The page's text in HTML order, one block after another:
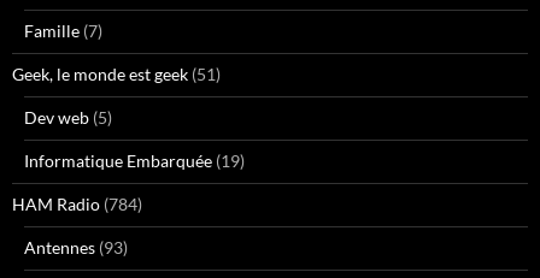
Famille (7)
Geek, le monde est geek (51)
Dev web (5)
Informatique Embarquée (19)
HAM Radio (784)
Antennes (93)